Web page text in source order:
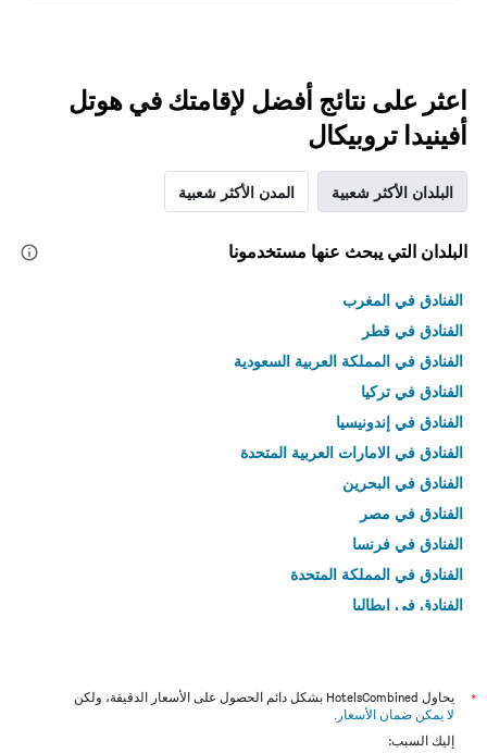
اعثر على نتائج أفضل لإقامتك في هوتل
أفينيدا تروبيكال
البلدان الأكثر شعبية المدن الأكثر شعبية
البلدان التي يبحث عنها مستخدمونا
الفنادق في المغرب
الفنادق في قطر
الفنادق في المملكة العربية السعودية
الفنادق في تركيا
الفنادق في إندونيسيا
الفنادق في الامارات العربية المتحدة
الفنادق في البحرين
الفنادق في مصر
الفنادق في فرنسا
الفنادق في المملكة المتحدة
الفنادق في إيطاليا
*
يحاول HotelsCombined بشكل دائم الحصول على الأسعار الدقيقة، ولكن
لا يمكن ضمان الأسعار .
إليك السبب: